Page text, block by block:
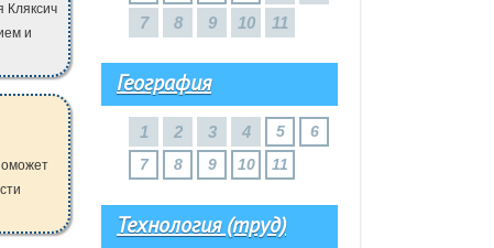
Кляксич
и
7
8 9 10 11
География
1 2 3 4 5
6
7
8 9 10 11
Технология (труд)